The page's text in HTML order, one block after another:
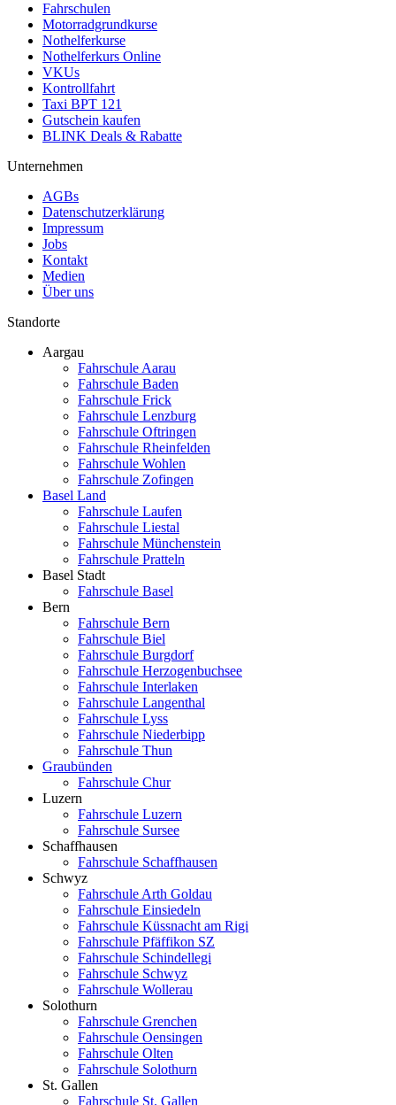
Fahrschulen
Motorradgrundkurse
Nothelferkurse
Nothelferkurs Online
VKUs
Kontrollfahrt
Taxi BPT 121
Gutschein kaufen
BLINK Deals & Rabatte
Unternehmen
AGBs
Datenschutzerklärung
Impressum
Jobs
Kontakt
Medien
Über uns
Standorte
Aargau
Fahrschule Aarau
Fahrschule Baden
Fahrschule Frick
Fahrschule Lenzburg
Fahrschule Oftringen
Fahrschule Rheinfelden
Fahrschule Wohlen
Fahrschule Zofingen
Basel Land
Fahrschule Laufen
Fahrschule Liestal
Fahrschule Münchenstein
Fahrschule Pratteln
Basel Stadt
Fahrschule Basel
Bern
Fahrschule Bern
Fahrschule Biel
Fahrschule Burgdorf
Fahrschule Herzogenbuchsee
Fahrschule Interlaken
Fahrschule Langenthal
Fahrschule Lyss
Fahrschule Niederbipp
Fahrschule Thun
Graubünden
Fahrschule Chur
Luzern
Fahrschule Luzern
Fahrschule Sursee
Schaffhausen
Fahrschule Schaffhausen
Schwyz
Fahrschule Arth Goldau
Fahrschule Einsiedeln
Fahrschule Küssnacht am Rigi
Fahrschule Pfäffikon SZ
Fahrschule Schindellegi
Fahrschule Schwyz
Fahrschule Wollerau
Solothurn
Fahrschule Grenchen
Fahrschule Oensingen
Fahrschule Olten
Fahrschule Solothurn
St. Gallen
Fahrschule St. Gallen